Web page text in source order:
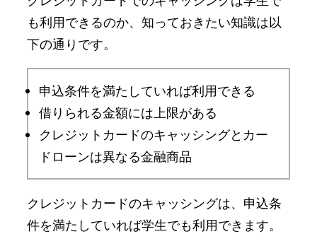
も利用できるのか、知っておきたい知識は以
下の通りです。
申込条件を満たしていれば利用できる
借りられる金額には上限がある
クレジットカードのキャッシングとカー
ドローンは異なる金融商品
クレジットカードのキャッシングは、申込条
件を満たしていれば学生でも利用できます。